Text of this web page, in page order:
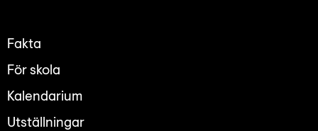
Fakta
För skola
Kalendarium
Utställningar